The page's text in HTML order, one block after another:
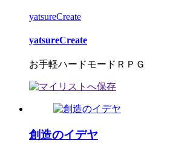
yatsureCreate
yatsureCreate
お手軽ハードモードＲＰＧ
創造のイデヤ